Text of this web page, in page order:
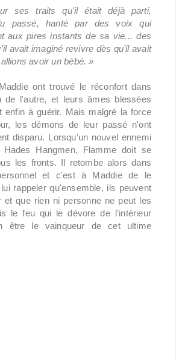
ses traits qu'il était déjà parti,
passé, hanté par des voix qui
aux pires instants de sa vie... des
avait imaginé revivre dès qu'il avait
avoir un bébé. »
ont trouvé le réconfort dans
de l'autre, et leurs âmes blessées
enfin à guérir. Mais malgré la force
les démons de leur passé n'ont
disparu. Lorsqu'un nouvel ennemi
Hades Hangmen, Flamme doit se
les fronts. Il retombe alors dans
et c'est à Maddie de le
rappeler qu'ensemble, ils peuvent
et que rien ni personne ne peut les
le feu qui le dévore de l'intérieur
être le vainqueur de cet ultime